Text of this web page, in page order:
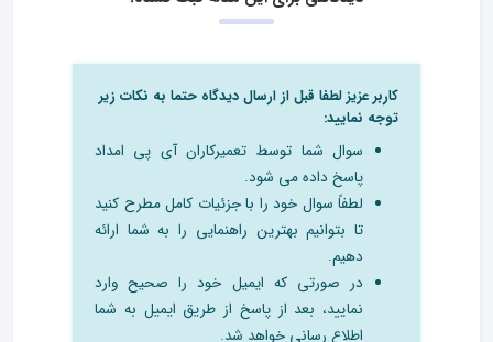
کاربر عزیز لطفا قبل از ارسال دیدگاه حتما به نکات زیر
توجه نمایید:
سوال شما توسط تعمیرکاران آی پی امداد
پاسخ داده می شود.
لطفاً سوال خود را با جزئیات کامل مطرح کنید
تا بتوانیم بهترین راهنمایی را به شما ارائه
دهیم.
در صورتی که ایمیل خود را صحیح وارد
نمایید، بعد از پاسخ از طریق ایمیل به شما
اطلاع رسانی خواهد شد.